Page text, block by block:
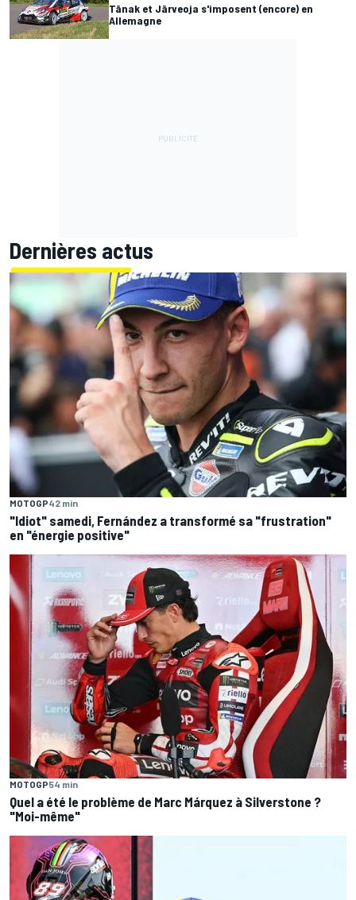
Tänak et Järveoja s'imposent (encore) en
Allemagne
Dernières actus
MOTOGP42 min
"Idiot" samedi, Fernández a transformé sa "frustration"
en "énergie positive"
MOTOGP54 min
Quel a été le problème de Marc Márquez à Silverstone ?
"Moi-même"